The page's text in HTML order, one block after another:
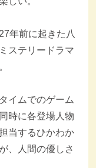
年前に起きた八
ステリードラマ
イムでのゲーム
時に各登場人物
当するひかわか
、人間の優しさ